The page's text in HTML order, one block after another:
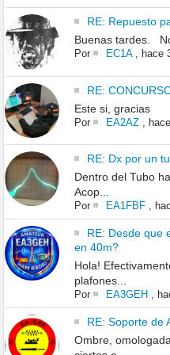
RE: Repuesto
Buenas tardes.
Por EC1A, hace
RE:
Este si, gracias
Por EA2AZ,
RE: Dx por un
Dentro del Tubo
Acop...
Por EA1FBF,
RE: Desde que
en 40m?
Hola!
plafones...
Por EA3GEH ,
RE: Soporte de
Ombre,